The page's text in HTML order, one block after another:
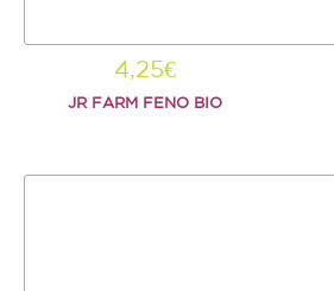
4,25€
JR FARM FENO BIO